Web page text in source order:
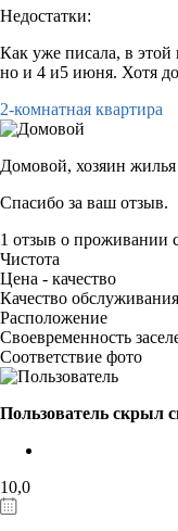
Недостатки:
Как уже писала, в
но и 4 и5 июня. Хотя
2-комнатная квартира
Домовой, хозяин жилья
Спасибо за ваш отзыв.
1 отзыв о проживании
Чистота
Цена - качество
Качество обслуживания
Расположение
Своевременность
Соответствие фото
Пользователь скрыл
10,0